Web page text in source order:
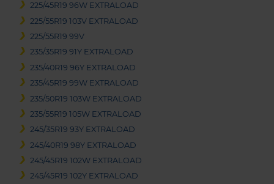
225/45R19 96W EXTRALOAD
225/55R19 103V EXTRALOAD
225/55R19 99V
235/35R19 91Y EXTRALOAD
235/40R19 96Y EXTRALOAD
235/45R19 99W EXTRALOAD
235/50R19 103W EXTRALOAD
235/55R19 105W EXTRALOAD
245/35R19 93Y EXTRALOAD
245/40R19 98Y EXTRALOAD
245/45R19 102W EXTRALOAD
245/45R19 102Y EXTRALOAD